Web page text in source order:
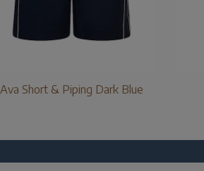
Ava Short & Piping Dark Blue